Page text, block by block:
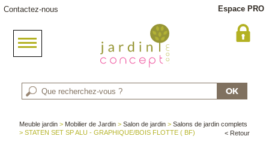
Contactez-nous Espace PRO
Meuble jardin > Mobilier de Jardin >Salon de jardin >Salons de jardin complets
> STATEN SET SP ALU - GRAPHIQUE/BOIS FLOTTE ( BF)
< Retour